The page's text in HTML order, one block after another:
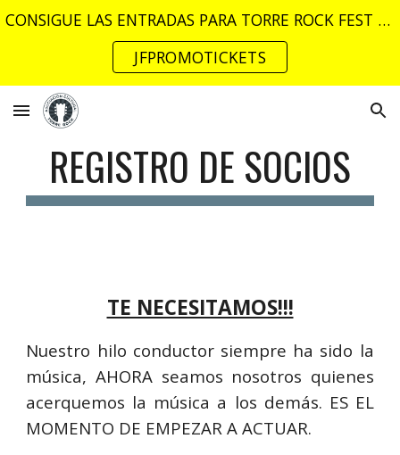
CONSIGUE LAS ENTRADAS PARA TORRE ROCK FEST 2026 AQUÍ:
JFPROMOTICKETS
REGISTRO DE SOCIOS
TE NECESITAMOS!!!
Nuestro hilo conductor siempre ha sido la
música, AHORA seamos nosotros quienes
acerquemos la música a los demás. ES EL
MOMENTO DE EMPEZAR A ACTUAR.